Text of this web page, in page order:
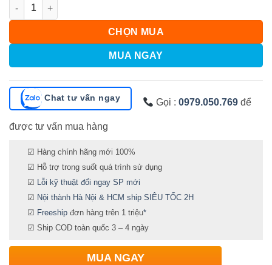
Số lượng
CHỌN MUA
MUA NGAY
Chat tư vấn ngay Gọi : 0979.050.769để
được tư vấn mua hàng
☑ Hàng chính hãng mới 100%
☑ Hỗ trợ trong suốt quá trình sử dụng
☑ Lỗi kỹ thuật đổi ngay SP mới
☑ Nội thành Hà Nội & HCM ship SIÊU TỐC 2H
☑ Freeship đơn hàng trên 1 triệu*
☑ Ship COD toàn quốc 3 – 4 ngày
MUA NGAY